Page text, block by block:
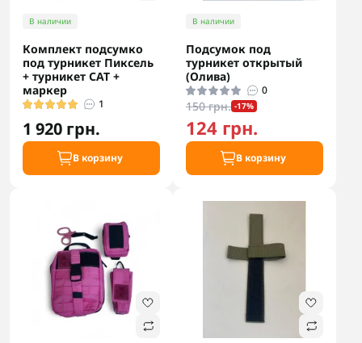
В наличии
Комплект подсумко
под турникет Пиксель
+ турникет САТ +
маркер
1
1 920 грн.
В корзину
В наличии
Подсумок под
турникет открытый
(Олива)
0
150 грн. -17%
124 грн.
В корзину